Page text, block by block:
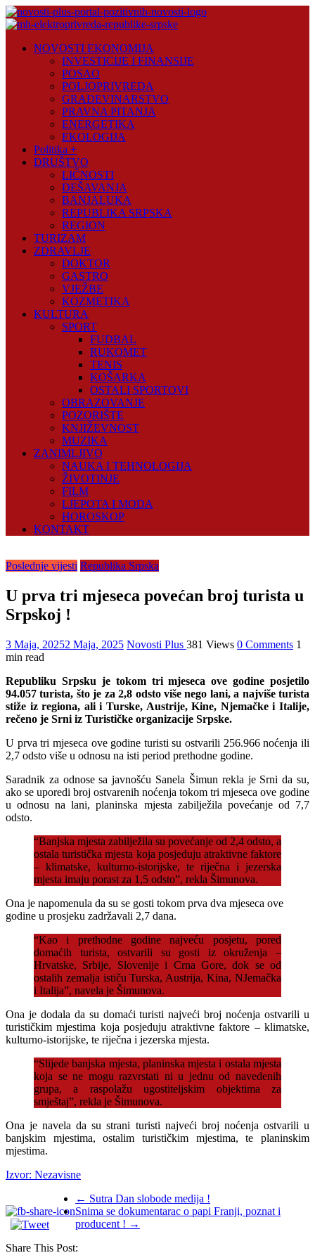
Skip
to
Plus
NOVOSTI EKONOMIJA
INVESTICIJE I FINANSIJE
POSAO
POLJOPRIVREDA
GRAĐEVINARSTVO
PRAVNA PITANJA
ENERGETIKA
EKOLOGIJA
Politika +
DRUŠTVO
LIČNOSTI
DEŠAVANJA
BANJALUKA
REPUBLIKA SRPSKA
REGION
TURIZAM
ZDRAVLJE
DOKTOR
GASTRO
VJEŽBE
KOZMETIKA
KULTURA
SPORT
FUDBAL
RUKOMET
TENIS
KOŠARKA
OSTALI SPORTOVI
OBRAZOVANJE
POZORIŠTE
KNJIŽEVNOST
MUZIKA
ZANIMLJIVO
NAUKA I TEHNOLOGIJA
ŽIVOTINJE
FILM
LJEPOTA I MODA
HOROSKOP
KONTAKT
Poslednje vijesti Republika Srpska
U prva tri mjeseca povećan broj turista u
Srpskoj !
3 Maja, 20252 Maja, 2025 Novosti Plus 381 Views 0 Comments 1
min read
Republiku Srpsku je tokom tri mjeseca ove godine posjetilo
94.057 turista, što je za 2,8 odsto više nego lani, a najviše turista
stiže iz regiona, ali i Turske, Austrije, Kine, Njemačke i Italije,
rečeno je Srni iz Turističke organizacije Srpske.
U prva tri mjeseca ove godine turisti su ostvarili 256.966 noćenja ili
2,7 odsto više u odnosu na isti period prethodne godine.
Saradnik za odnose sa javnošću Sanela Šimun rekla je Srni da su,
ako se uporedi broj ostvarenih noćenja tokom tri mjeseca ove godine
u odnosu na lani, planinska mjesta zabilježila povećanje od 7,7
odsto.
“Banjska mjesta zabilježila su povećanje od 2,4 odsto, a
ostala turistička mjesta koja posjeduju atraktivne faktore
– klimatske, kulturno-istorijske, te riječna i jezerska
mjesta imaju porast za 1,5 odsto”, rekla Šimunova.
Ona je napomenula da su se gosti tokom prva dva mjeseca ove
godine u prosjeku zadržavali 2,7 dana.
“Kao i prethodne godine najveću posjetu, pored
domaćih turista, ostvarili su gosti iz okruženja –
Hrvatske, Srbije, Slovenije i Crna Gore, dok se od
ostalih zemalja ističu Turska, Austrija, Kina, NJemačka
i Italija”, navela je Šimunova.
Ona je dodala da su domaći turisti najveći broj noćenja ostvarili u
turističkim mjestima koja posjeduju atraktivne faktore – klimatske,
kulturno-istorijske, te riječna i jezerska mjesta.
“Slijede banjska mjesta, planinska mjesta i ostala mjesta
koja se ne mogu razvrstati ni u jednu od navedenih
grupa, a raspolažu ugostiteljskim objektima za
smještaj”, rekla je Šimunova.
Ona je navela da su strani turisti najveći broj noćenja ostvarili u
banjskim mjestima, ostalim turističkim mjestima, te planinskim
mjestima.
Izvor: Nezavisne
← Sutra Dan slobode medija !
Snima se dokumentarac o papi Franji, poznat i
producent ! →
Share This Post: